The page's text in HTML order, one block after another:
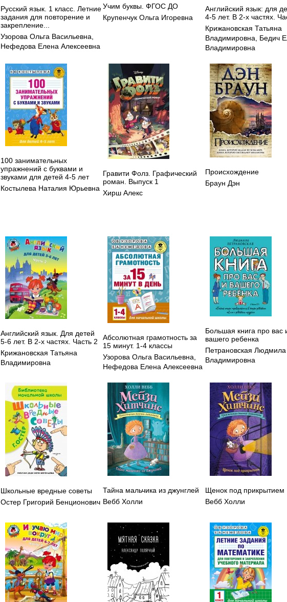
Русский язык. 1 класс. Летние
задания для повторение и
закрепление...
Узорова Ольга Васильевна
Нефедова Елена Алексеевна
Учим буквы. ФГОС ДО
Крупенчук Ольга Игоревна
Английский язык: для
4-5 лет. В 2-х частях.
Крижановская Татьяна
Владимировна
Бедич
Владимировна
100 занимательных
упражнений с буквами и
звуками для детей 4-5 лет
Костылева Наталия Юрьевна
Гравити Фолз. Графический
роман. Выпуск 1
Хирш Алекс
Происхождение
Браун Дэн
Английский язык. Для детей
5-6 лет. В 2-х частях. Часть 2
Крижановская Татьяна
Владимировна
Абсолютная грамотность за
15 минут. 1-4 классы
Узорова Ольга Васильевна
Нефедова Елена Алексеевна
Большая книга про вас
вашего ребенка
Петрановская Людмила
Владимировна
Школьные вредные советы
Остер Григорий Бенционович
Тайна мальчика из джунглей
Вебб Холли
Щенок под прикрытием
Вебб Холли